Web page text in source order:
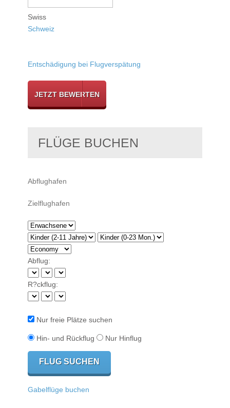
Swiss
Schweiz
Entschädigung bei Flugverspätung
JETZT BEWERTEN
FLÜGE BUCHEN
Abflug:
R?ckflug:
Nur freie Plätze suchen
Hin- und Rückflug Nur Hinflug
Gabelflüge buchen